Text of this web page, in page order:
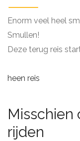
Enorm veel heel
Smullen!
Deze terug reis
heen reis
Misschien
rijden